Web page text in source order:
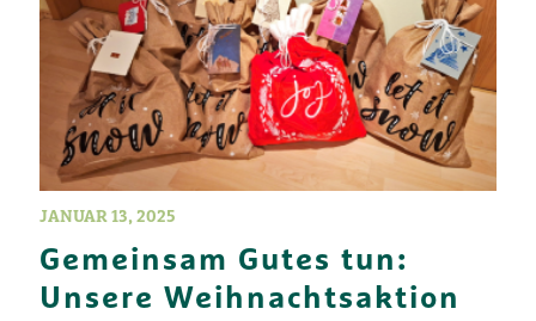
JANUAR 13, 2025
Gemeinsam Gutes tun:
Unsere Weihnachtsaktion